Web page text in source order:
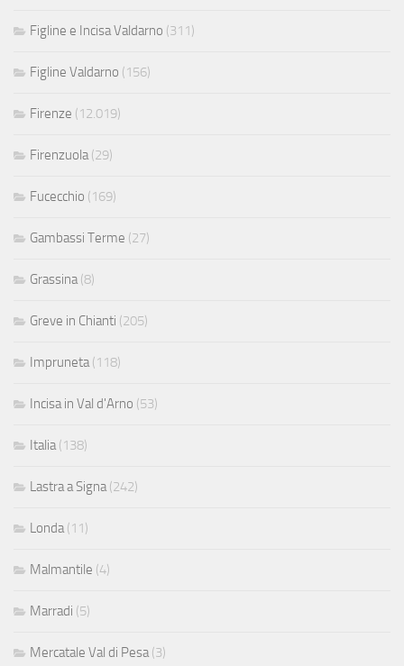
Figline e Incisa Valdarno (311)
Figline Valdarno (156)
Firenze (12.019)
Firenzuola(29)
Fucecchio (169)
Gambassi Terme (27)
Grassina(8)
Greve in Chianti (205)
Impruneta(118)
Incisa in Val d'Arno (53)
Italia(138)
Lastra a Signa(242)
Londa(11)
Malmantile (4)
Marradi (5)
Mercatale Val di Pesa(3)